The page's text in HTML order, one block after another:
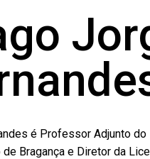
é Professor Adjunto
Bragança e Diretor da